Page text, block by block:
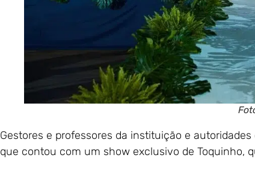
Gestores e professores da instituição e
que contou com um show exclusivo de Toquinho,